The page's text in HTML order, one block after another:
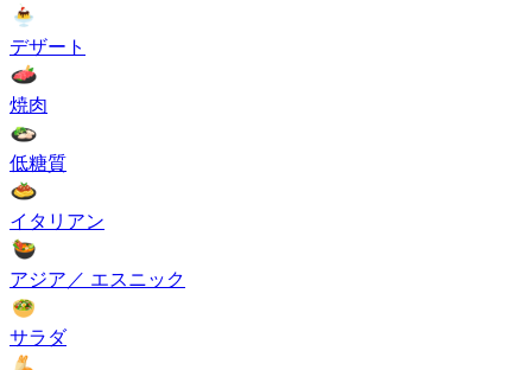
デザート
焼肉
低糖質
イタリアン
アジア／ エスニック
サラダ